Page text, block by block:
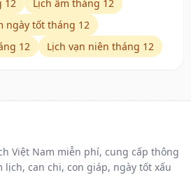
12
Lịch âm tháng 12
ngày tốt tháng 12
12
Lịch vạn niên tháng 12
Việt Nam miễn phí, cung cấp thông
lịch, can chi, con giáp, ngày tốt xấu